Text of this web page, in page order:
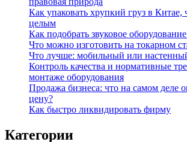
Как упаковать хрупкий груз в Китае,
целым
Как подобрать звуковое
Что можно изготовить на токарном
Что лучше: мобильный или
Контроль качества и нормативные
монтаже оборудования
Продажа бизнеса: что на самом деле
цену?
Как быстро ликвидировать фирму
Категории